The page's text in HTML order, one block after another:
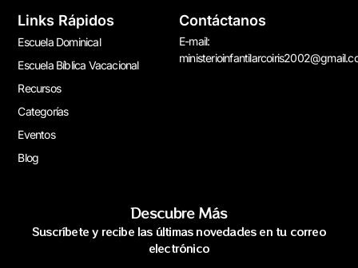
Links Rápidos
Escuela Dominical
Escuela Bíblica Vacacional
Recursos
Categorías
Eventos
Blog
Contáctanos
E-mail:
Descubre Más
Suscríbete y recibe las últimas novedades en tu correo
electrónico